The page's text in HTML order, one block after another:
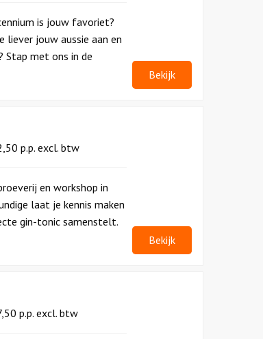
is jouw favoriet?
liever jouw aussie aan en
Stap met ons in de
Bekijk
p.p. excl. btw
en workshop in
laat je kennis maken
gin-tonic samenstelt.
Bekijk
p.p. excl. btw